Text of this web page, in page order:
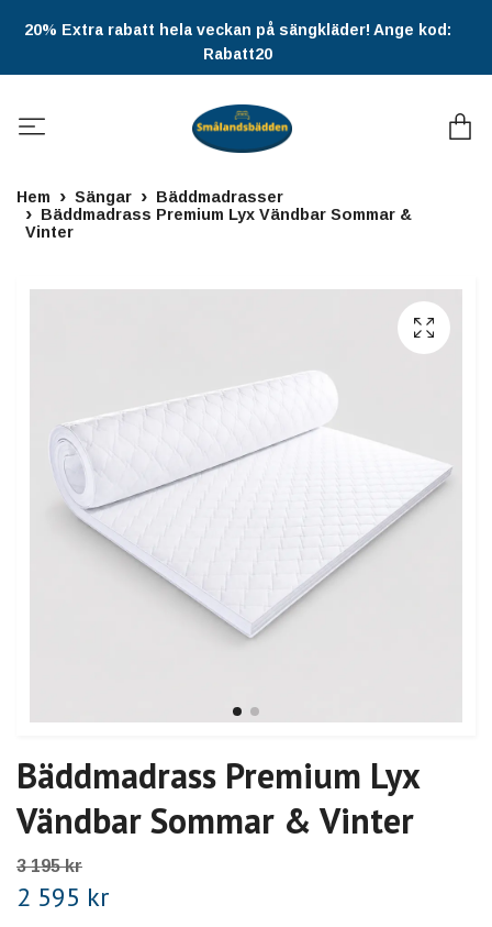
20% Extra rabatt hela veckan på sängkläder! Ange kod:
Rabatt20
Hem Sängar
Bäddmadrasser
Bäddmadrass Premium Lyx Vändbar Sommar &
Vinter
Bäddmadrass Premium Lyx
Vändbar Sommar & Vinter
3 195 kr
2 595 kr